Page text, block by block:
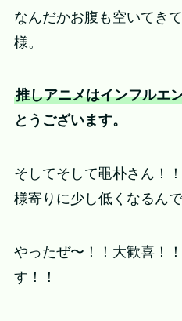
なんだかお腹も空いてき
様。
推しアニメはインフルエ
とうございます。
そしてそして黽朴さん！
様寄りに少し低くなるん
やったぜ〜！！大歓喜！
す！！